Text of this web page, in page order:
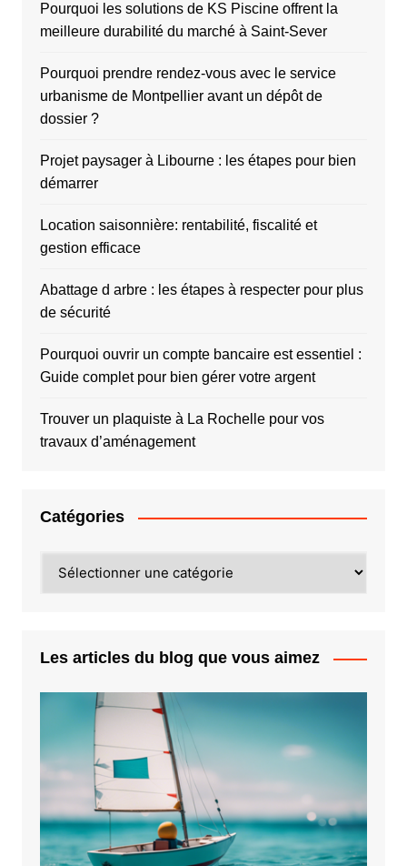
Pourquoi les solutions de KS Piscine offrent la
meilleure durabilité du marché à Saint-Sever
Pourquoi prendre rendez-vous avec le service
urbanisme de Montpellier avant un dépôt de
dossier ?
Projet paysager à Libourne : les étapes pour bien
démarrer
Location saisonnière: rentabilité, fiscalité et
gestion efficace
Abattage d arbre : les étapes à respecter pour plus
de sécurité
Pourquoi ouvrir un compte bancaire est essentiel :
Guide complet pour bien gérer votre argent
Trouver un plaquiste à La Rochelle pour vos
travaux d’aménagement
Catégories
Les articles du blog que vous aimez